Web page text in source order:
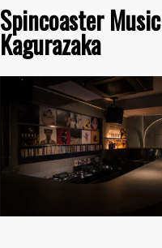
Spincoaster
Kagurazaka